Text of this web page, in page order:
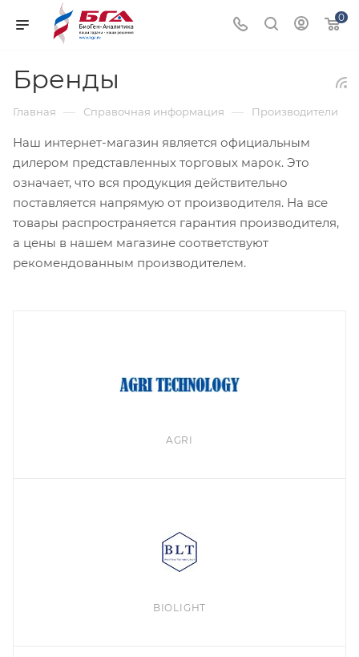
0
Бренды
Главная — Справочная информация — Производители
Наш интернет-магазин является официальным
дилером представленных торговых марок. Это
означает, что вся продукция действительно
поставляется напрямую от производителя. На все
товары распространяется гарантия производителя,
а цены в нашем магазине соответствуют
рекомендованным производителем.
AGRI
BIOLIGHT